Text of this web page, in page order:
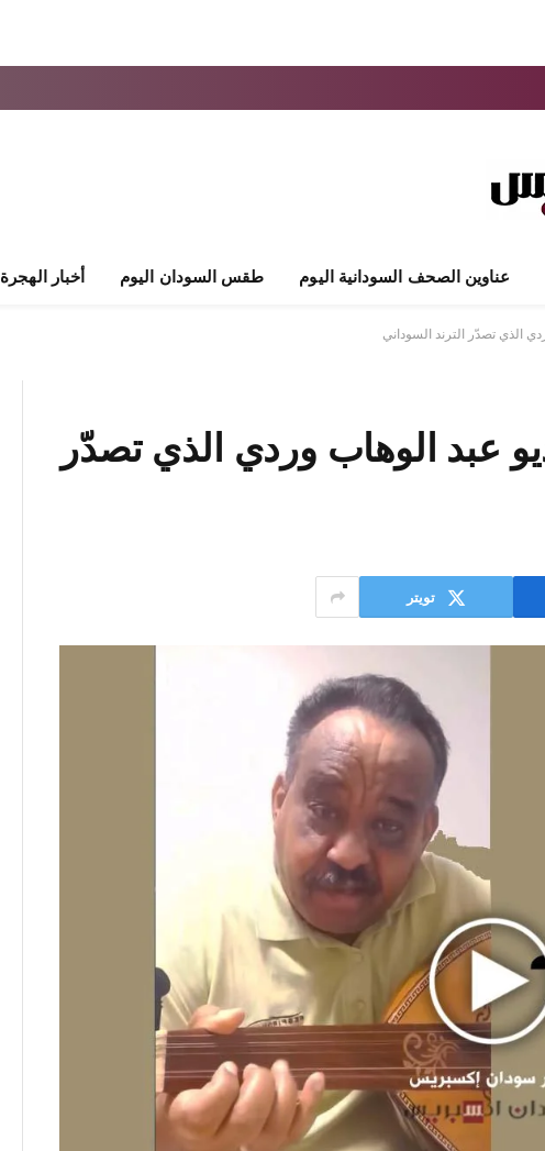
عناوين الصحف السودانية اليوم طقس السودان اليوم أخبار الهجرة
الذي تصدّر الترند السوداني
عبد الوهاب وردي الذي تصدّر
تويتر